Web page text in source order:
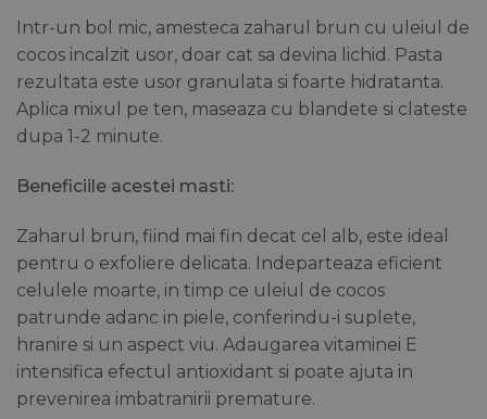
Intr-un bol mic, amesteca zaharul brun cu uleiul de
cocos incalzit usor, doar cat sa devina lichid. Pasta
rezultata este usor granulata si foarte hidratanta.
Aplica mixul pe ten, maseaza cu blandete si clateste
dupa 1-2 minute.
Beneficiile acestei masti:
Zaharul brun, fiind mai fin decat cel alb, este ideal
pentru o exfoliere delicata. Indeparteaza eficient
celulele moarte, in timp ce uleiul de cocos
patrunde adanc in piele, conferindu-i suplete,
hranire si un aspect viu. Adaugarea vitaminei E
intensifica efectul antioxidant si poate ajuta in
prevenirea imbatranirii premature.